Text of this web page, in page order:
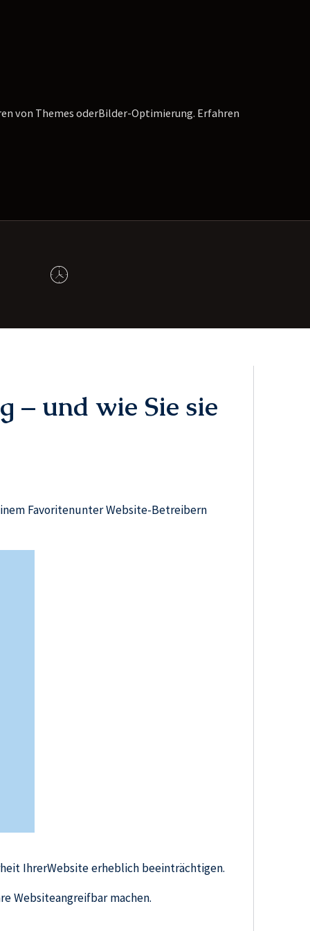
von Themes oderBilder-Optimierung. Erfahren
– und wie Sie sie
Favoritenunter Website-Betreibern
IhrerWebsite erheblich beeinträchtigen.
Websiteangreifbar machen.